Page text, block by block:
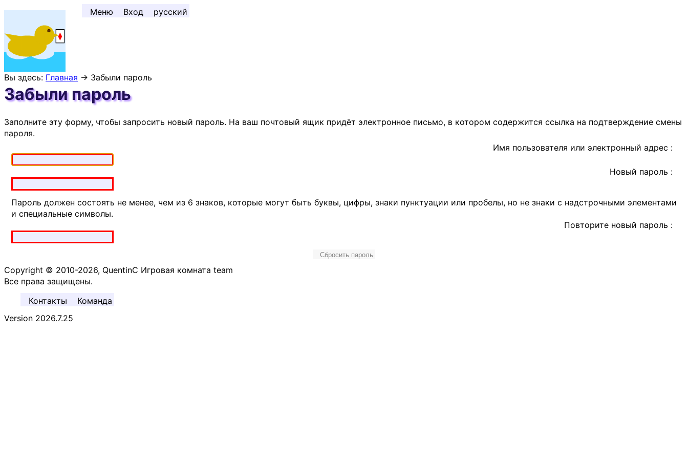
к содержимому ↓
Меню Вход русский
Вы здесь: Главная → Забыли пароль
Забыли пароль
Заполните эту форму, чтобы запросить новый пароль. На ваш почтовый ящик придёт электронное письмо, в котором содержится ссылка на подтверждение смены
пароля.
Имя пользователя или электронный адрес :
Новый пароль :
Пароль должен состоять не менее, чем из 6 знаков, которые могут быть буквы, цифры, знаки пунктуации или пробелы, но не знаки с надстрочными элементами
и специальные символы.
Повторите новый пароль :
Сбросить пароль
Copyright © 2010-2026, QuentinC Игровая комната team
Все права защищены.
Контакты
Команда
Version 2026.7.25